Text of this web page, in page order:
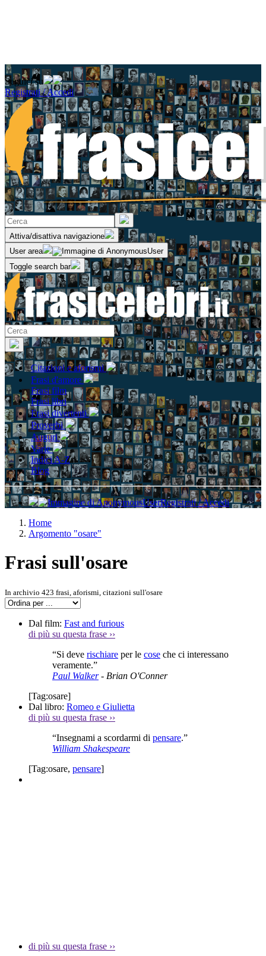
Seguici su
Registrati / Accedi
Attiva/disattiva navigazione
User area
Toggle search bar
Citazioni e aforismi
Frasi d'amore
Frasi film
Frasi libri
Frasi divertenti
Proverbi
Auguri
Varie
Indici A-Z
Blog
Registrati / Accedi
Home
Argomento "osare"
Frasi sull'osare
In archivio 423 frasi, aforismi, citazioni sull'osare
Dal film: Fast and furious
di più su questa frase ››
“Si deve rischiare per le cose che ci interessano
veramente.”
Paul Walker- Brian O'Conner
[Tag:osare]
Dal libro: Romeo e Giulietta
di più su questa frase ››
“Insegnami a scordarmi di pensare.”
William Shakespeare
[Tag:osare, pensare]
di più su questa frase ››